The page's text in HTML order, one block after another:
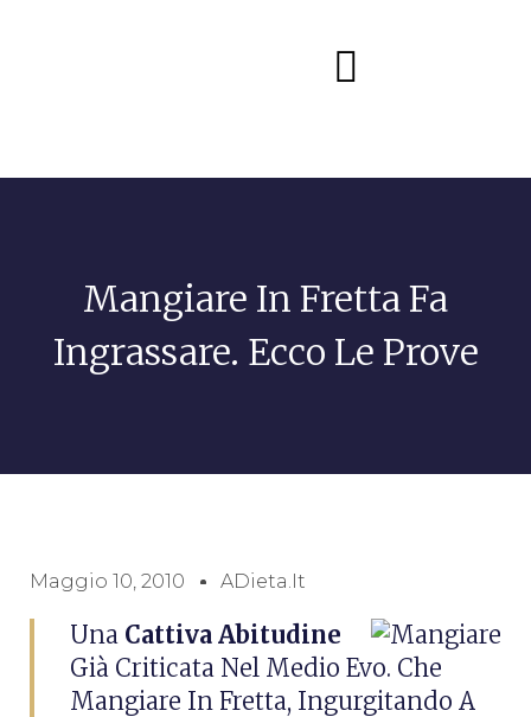
Mangiare In Fretta Fa
Ingrassare. Ecco Le Prove
Maggio 10, 2010 ADieta.it
Una Cattiva Abitudine
Già Criticata Nel Medio Evo. Che
Mangiare In Fretta, Ingurgitando A